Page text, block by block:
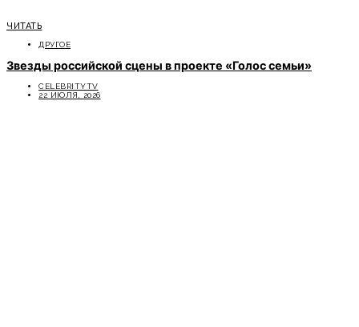
ЧИТАТЬ
ДРУГОЕ
Звезды российской сцены в проекте «Голос семьи»
CELEBRITYTV
22 ИЮЛЯ, 2026